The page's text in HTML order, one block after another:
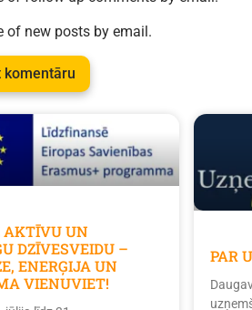
of new posts by email.
AKTĪVU UN
DZĪVESVEIDU –
ENERĢIJA UN
VIENUVIET!
PAR